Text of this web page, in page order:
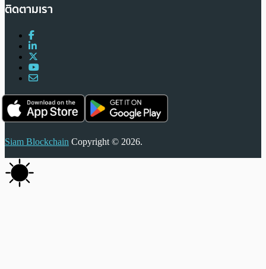
ติดตามเรา
Siam Blockchain Copyright © 2026.